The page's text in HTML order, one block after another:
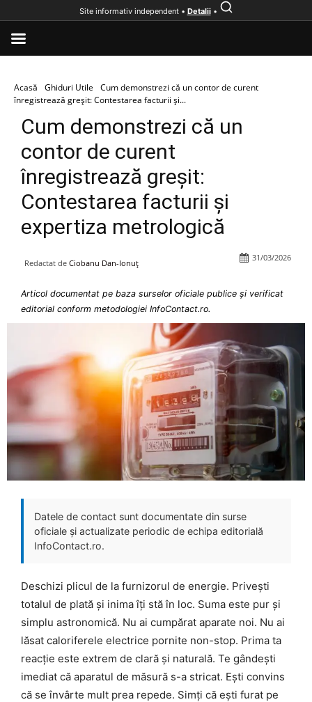
Acasă Ghiduri Utile
Cum demonstrezi că un contor de curent
înregistrează greșit: Contestarea facturii și...
Cum demonstrezi că un
contor de curent
înregistrează greșit:
Contestarea facturii și
expertiza metrologică
Redactat de Ciobanu Dan-Ionuț
31/03/2026
Articol documentat pe baza surselor oficiale publice și verificat
editorial conform metodologiei InfoContact.ro.
Datele de contact sunt documentate din surse
oficiale și actualizate periodic de echipa editorială
InfoContact.ro.
Deschizi plicul de la furnizorul de energie. Privești
totalul de plată și inima îți stă în loc. Suma este pur și
simplu astronomică. Nu ai cumpărat aparate noi. Nu ai
lăsat caloriferele electrice pornite non-stop. Prima ta
reacție este extrem de clară și naturală. Te gândești
imediat că aparatul de măsură s-a stricat. Ești convins
că se învârte mult prea repede. Simți că ești furat pe
Site informativ independent • Detalii•